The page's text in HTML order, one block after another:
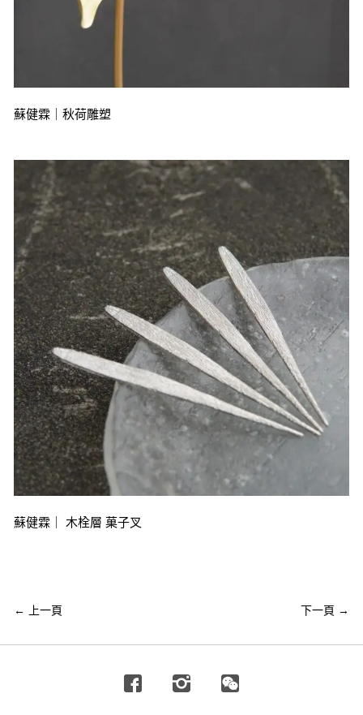
蘇健霖｜秋荷雕塑
蘇健霖｜ 木栓層 菓子叉
← 上一頁 下一頁 →
Facebook Instagram